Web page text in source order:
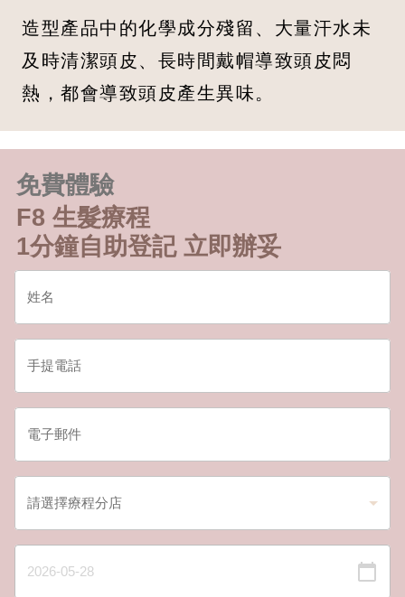
造型產品中的化學成分殘留、大量汗水未
及時清潔頭皮、長時間戴帽導致頭皮悶
熱，都會導致頭皮產生異味。
免費體驗
F8 生髮療程
1分鐘自助登記 立即辦妥